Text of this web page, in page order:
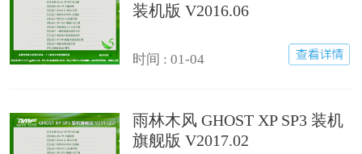
装机版 V2016.06
时间 : 01-04
雨林木风 GHOST XP SP3 装机
旗舰版 V2017.02